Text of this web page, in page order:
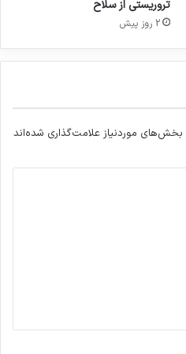
صهیونیسم
تروریستی از سلاح
2 روز پیش
بخش‌های موردنیاز علامت‌گذاری شده‌اند